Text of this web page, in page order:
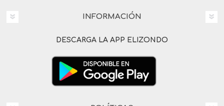
INFORMACIÓN
DESCARGA LA APP ELIZONDO